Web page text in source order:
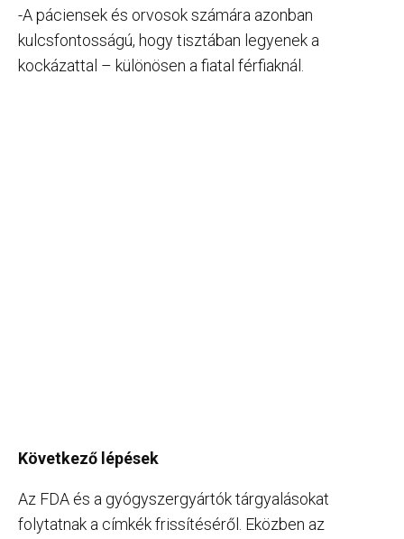
-A páciensek és orvosok számára azonban
kulcsfontosságú, hogy tisztában legyenek a
kockázattal – különösen a fiatal férfiaknál.
Következő lépések
Az FDA és a gyógyszergyártók tárgyalásokat
folytatnak a címkék frissítéséről. Eközben az